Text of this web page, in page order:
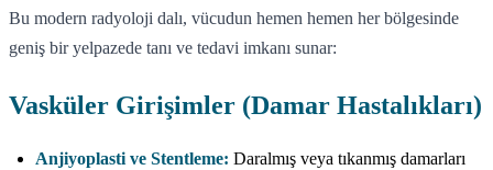
Bu modern radyoloji dalı, vücudun hemen hemen her bölgesinde
geniş bir yelpazede tanı ve tedavi imkanı sunar:
Vasküler Girişimler (Damar Hastalıkları)
Anjiyoplasti ve Stentleme: Daralmış veya tıkanmış damarları